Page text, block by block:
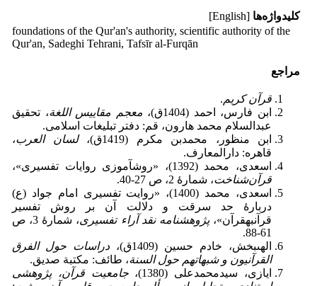
کلیدواژه‌ها [English]
foundations of the Qur'an's authority, scientific authority of the
Qur'an, Sadeghi Tehrani, Tafsīr al-Furqān
مراجع
قرآن کریم.
ابن فارس، احمد (1404ق)،
معجم مقاییس اللغة، تحقیق
عبدالسلام محمد هارون، قم: دفتر تبلیغات اسلامی.
ابن منظور، محمدبن مکرم (1419ق)،
لسان العرب،
قاهره: دارالمعارف.
اسعدی، محمد (1392)، «روش‎آموزی روایات تفسیری»،
قرآن‌شناخت، شمارۀ 2، ص 27-40.
اسعدی، محمد (1400)، «روایت تفسیری امام جواد (ع)
دربارۀ حد سرقت و دلالت آن بر روش تفسیر
قرآن‎به‎قرآن»،
پژوهشنامه نقد آراء تفسیری
، شمارۀ 3، ص
61-88.
الهى‎بخش، خادم حسین (1409ق)،
دراسات حول الفرق
القرآنیون و شبهاتهم حول السنة، طائف: مکتبة صدیق.
ایازی، سیدمحمدعلی (1380)،
جامعیت قرآن، پژوهشی